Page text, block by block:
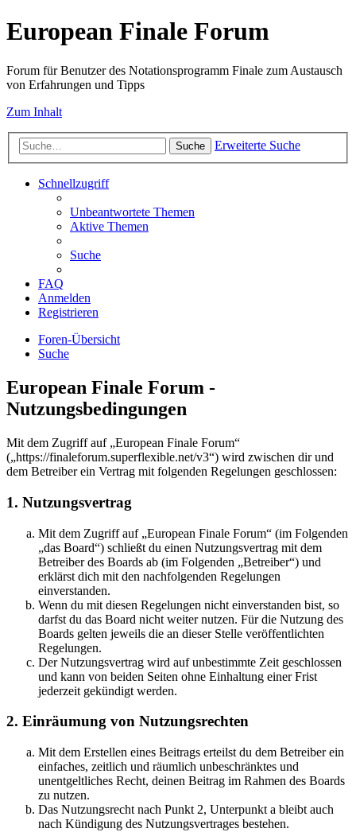
European Finale Forum
Forum für Benutzer des Notationsprogramm Finale zum Austausch
von Erfahrungen und Tipps
Zum Inhalt
Suche Erweiterte Suche
Schnellzugriff
Unbeantwortete Themen
Aktive Themen
Suche
FAQ
Anmelden
Registrieren
Foren-Übersicht
Suche
European Finale Forum -
Nutzungsbedingungen
Mit dem Zugriff auf „European Finale Forum“
(„https://finaleforum.superflexible.net/v3“) wird zwischen dir und
dem Betreiber ein Vertrag mit folgenden Regelungen geschlossen:
1. Nutzungsvertrag
Mit dem Zugriff auf „European Finale Forum“ (im Folgenden
„das Board“) schließt du einen Nutzungsvertrag mit dem
Betreiber des Boards ab (im Folgenden „Betreiber“) und
erklärst dich mit den nachfolgenden Regelungen
einverstanden.
Wenn du mit diesen Regelungen nicht einverstanden bist, so
darfst du das Board nicht weiter nutzen. Für die Nutzung des
Boards gelten jeweils die an dieser Stelle veröffentlichten
Regelungen.
Der Nutzungsvertrag wird auf unbestimmte Zeit geschlossen
und kann von beiden Seiten ohne Einhaltung einer Frist
jederzeit gekündigt werden.
2. Einräumung von Nutzungsrechten
Mit dem Erstellen eines Beitrags erteilst du dem Betreiber ein
einfaches, zeitlich und räumlich unbeschränktes und
unentgeltliches Recht, deinen Beitrag im Rahmen des Boards
zu nutzen.
Das Nutzungsrecht nach Punkt 2, Unterpunkt a bleibt auch
nach Kündigung des Nutzungsvertrages bestehen.